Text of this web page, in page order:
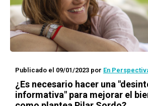
Publicado el 09/01/2023 por En
¿Es necesario hacer una
informativa" para mejorar el